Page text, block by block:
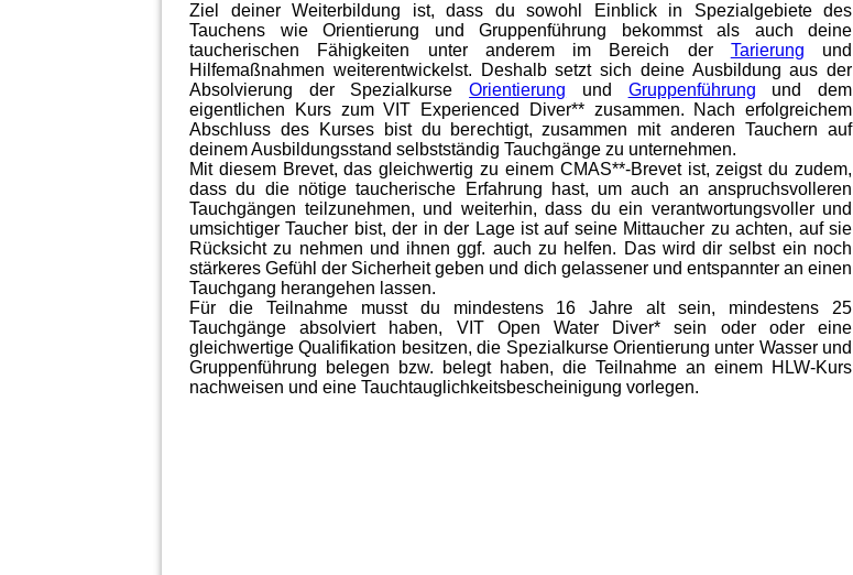
Ziel deiner Weiterbildung ist, dass du sowohl Einblick in Spezialgebiete des
Tauchens wie Orientierung und Gruppenführung bekommst als auch deine
taucherischen Fähigkeiten unter anderem im Bereich der Tarierung und
Hilfemaßnahmen weiterentwickelst. Deshalb setzt sich deine Ausbildung aus der
Absolvierung der SpezialkurseOrientierung und Gruppenführung und dem
eigentlichen Kurs zum VIT Experienced Diver** zusammen. Nach erfolgreichem
Abschluss des Kurses bist du berechtigt, zusammen mit anderen Tauchern auf
deinem Ausbildungsstand selbstständig Tauchgänge zu unternehmen.
Mit diesem Brevet, das gleichwertig zu einem CMAS**-Brevet ist, zeigst du zudem,
dass du die nötige taucherische Erfahrung hast, um auch an anspruchsvolleren
Tauchgängen teilzunehmen, und weiterhin, dass du ein verantwortungsvoller und
umsichtiger Taucher bist, der in der Lage ist auf seine Mittaucher zu achten, auf sie
Rücksicht zu nehmen und ihnen ggf. auch zu helfen. Das wird dir selbst ein noch
stärkeres Gefühl der Sicherheit geben und dich gelassener und entspannter an einen
Tauchgang herangehen lassen.
Für die Teilnahme musst du mindestens 16 Jahre alt sein, mindestens 25
Tauchgänge absolviert haben, VIT Open Water Diver* sein oder oder eine
gleichwertige Qualifikation besitzen, die Spezialkurse Orientierung unter Wasser und
Gruppenführung belegen bzw. belegt haben, die Teilnahme an einem HLW-Kurs
nachweisen und eine Tauchtauglichkeitsbescheinigung vorlegen.